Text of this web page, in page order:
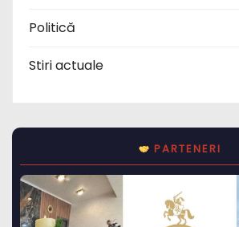
Politică
Stiri actuale
PARTENERI